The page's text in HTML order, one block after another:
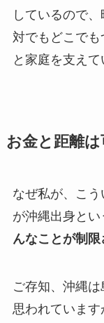
しているので
対でもどこで
と家庭を支え
お金と距離
なぜ私が、こ
が沖縄出身とい
んなことが制
ご存知、沖縄
思われていま